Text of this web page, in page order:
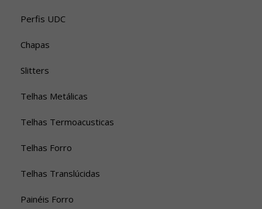
Perfis UDC
Chapas
Slitters
Telhas Metálicas
Telhas Termoacusticas
Telhas Forro
Telhas Translúcidas
Painéis Forro